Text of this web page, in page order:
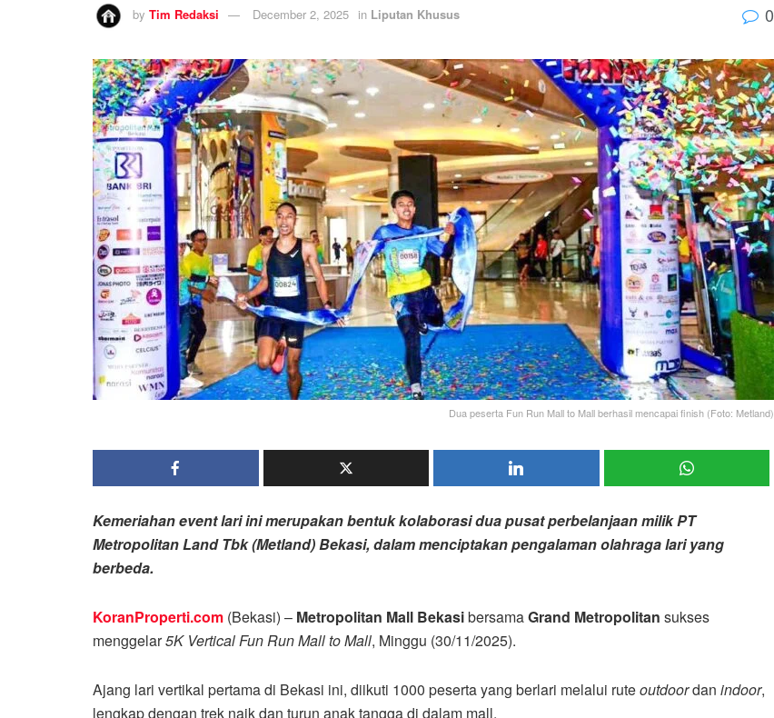
by Tim Redaksi December 2, 2025 in Liputan Khusus 0
Dua peserta Fun Run Mall to Mall berhasil mencapai finish (Foto: Metland)
Kemeriahan event lari ini merupakan bentuk kolaborasi dua pusat perbelanjaan milik PT
Metropolitan Land Tbk (Metland) Bekasi, dalam menciptakan pengalaman olahraga lari yang
berbeda.
KoranProperti.com (Bekasi) – Metropolitan Mall BekasibersamaGrand Metropolitan sukses
menggelar5K Vertical Fun Run Mall to Mall, Minggu (30/11/2025).
Ajang lari vertikal pertama di Bekasi ini, diikuti 1000 peserta yang berlari melalui ruteoutdoordan indoor,
lengkap dengan trek naik dan turun anak tangga di dalam mall.